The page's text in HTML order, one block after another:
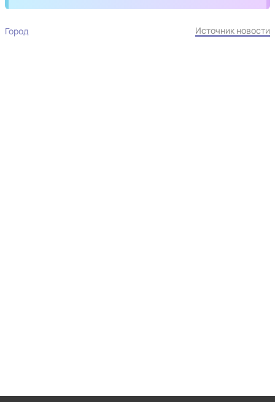
Город Источник новости